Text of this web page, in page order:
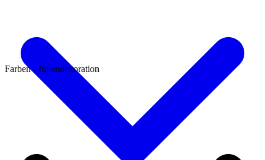
Farben - Innendekoration